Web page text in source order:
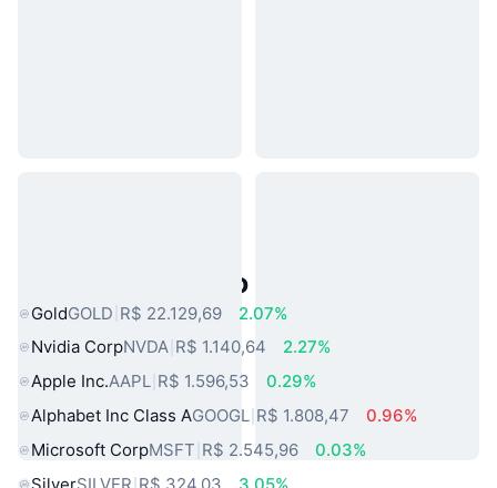
Ativos do Mundo Real Populares
GoldGOLD R$ 22.129,69
2.07%
Nvidia CorpNVDA R$ 1.140,64
2.27%
Apple Inc.AAPL R$ 1.596,53
0.29%
Alphabet Inc Class AGOOGL R$ 1.808,47
0.96%
Microsoft CorpMSFT R$ 2.545,96
0.03%